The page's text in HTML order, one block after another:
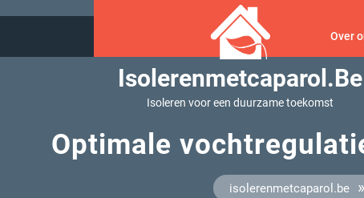
Isolerenmetcaparol.be
Isoleren voor een duurzame toekomst
Over
Optimale
isolerenmetcaparol.be»